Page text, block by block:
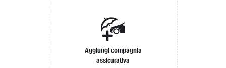
Aggiungi compagnia
assicurativa